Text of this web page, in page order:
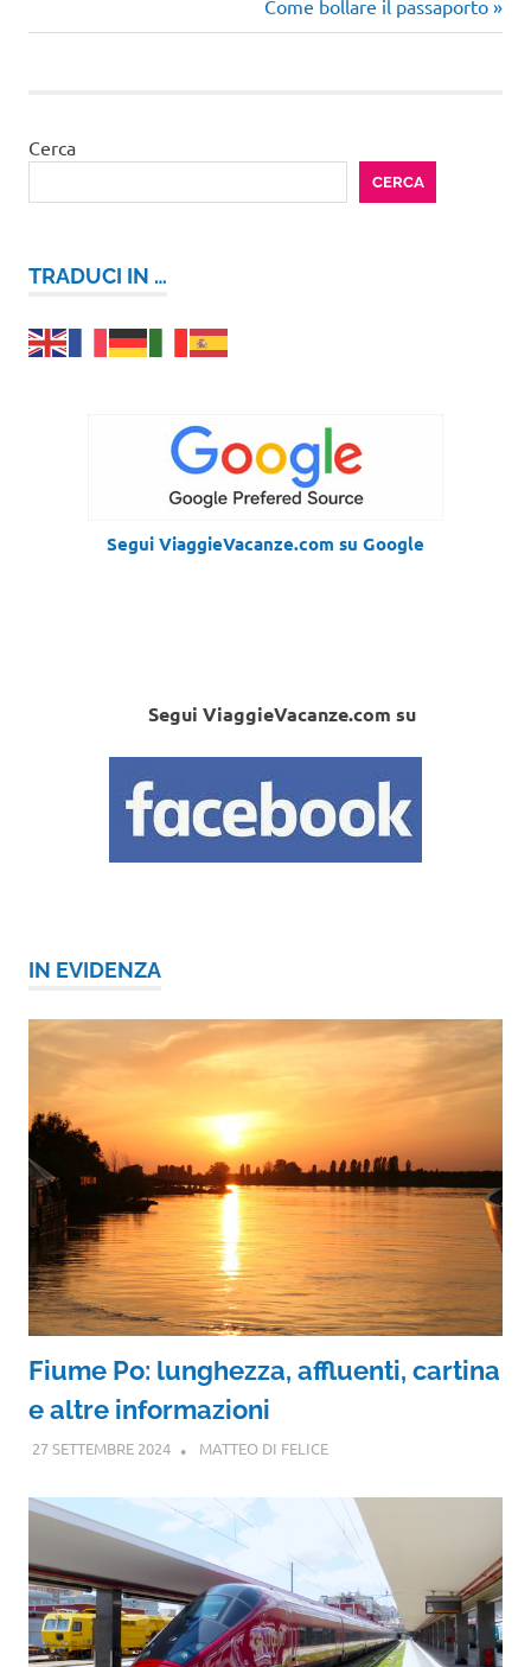
articoli
successivo:
Come bollare il passaporto
Cerca
CERCA
TRADUCI IN …
Segui ViaggieVacanze.com su Google
Segui ViaggieVacanze.com su
IN EVIDENZA
Fiume Po: lunghezza, affluenti, cartina
e altre informazioni
27 SETTEMBRE 2024 MATTEO DI FELICE